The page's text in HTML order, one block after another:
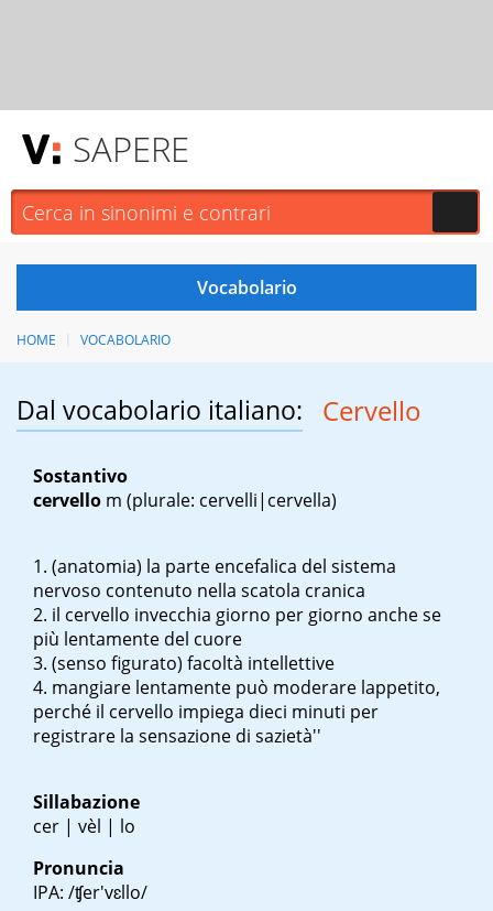
SAPERE
HOME VOCABOLARIO
Dal vocabolario italiano: Cervello
Sostantivo
cervello m (plurale: cervelli|cervella)
(anatomia) la parte encefalica del sistema
nervoso contenuto nella scatola cranica
il cervello invecchia giorno per giorno anche se
più lentamente del cuore
(senso figurato) facoltà intellettive
mangiare lentamente può moderare lappetito,
perché il cervello impiega dieci minuti per
registrare la sensazione di sazietà''
Sillabazione
cer | vèl | lo
Pronuncia
IPA: /ʧer'vɛllo/